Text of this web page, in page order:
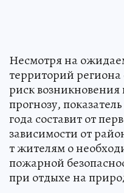
Несмотря на
территорий
риск
прогнозу,
года составит от
зависимости от
т жителям о
пожарной
при отдыхе на